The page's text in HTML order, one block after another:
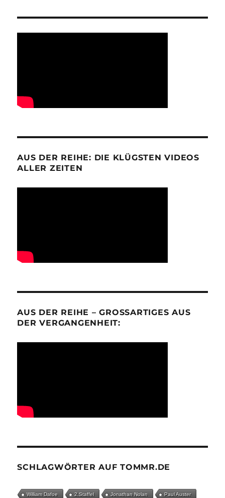
AUS DER REIHE: DIE KLÜGSTEN VIDEOS
ALLER ZEITEN
AUS DER REIHE – GROSSARTIGES AUS D
ER VERGANGENHEIT:
SCHLAGWÖRTER AUF TOMMR.DE
William Dafoe 2.Staffel Jonathan Nolan Paul Auster